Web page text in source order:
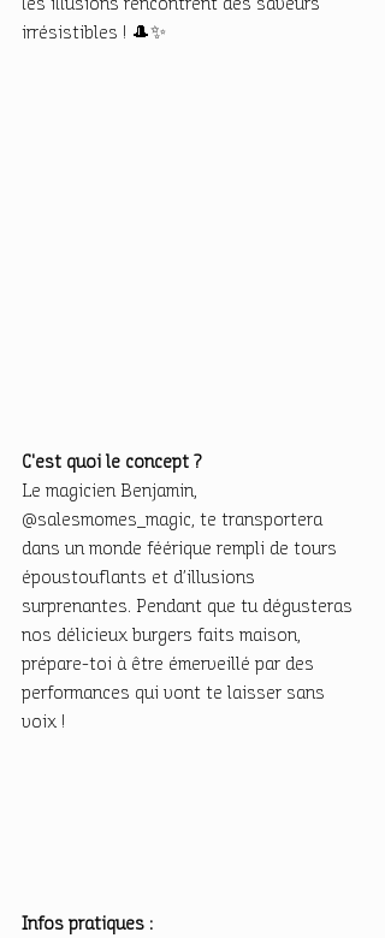
irrésistibles ! 🎩✨
C'est quoi le concept ?
Le magicien Benjamin,
@salesmomes_magic, te transportera
dans un monde féérique rempli de tours
époustouflants et d’illusions
surprenantes. Pendant que tu dégusteras
nos délicieux burgers faits maison,
prépare-toi à être émerveillé par des
performances qui vont te laisser sans
voix !
Infos pratiques :